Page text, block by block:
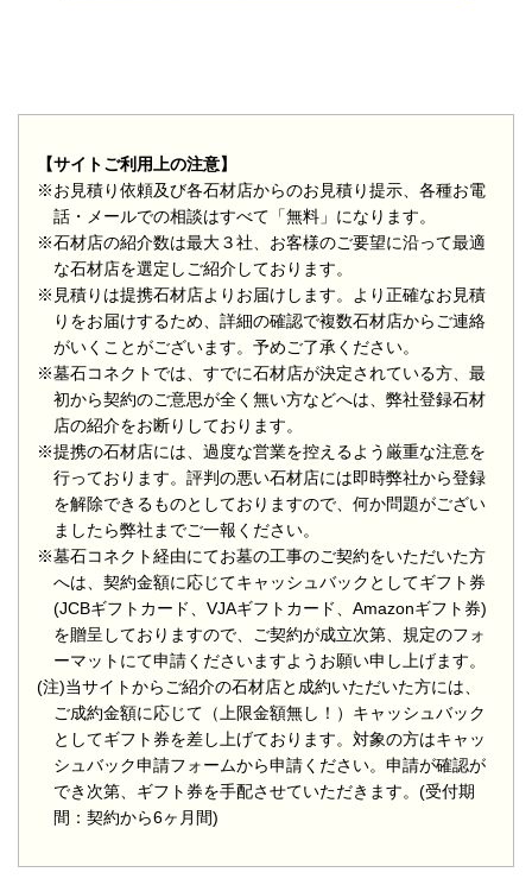
【サイトご利用上の注意】
※お見積り依頼及び各石材店からのお見積り提示、各種お電
話・メールでの相談はすべて「無料」になります。
※石材店の紹介数は最大３社、お客様のご要望に沿って最適
な石材店を選定しご紹介しております。
※見積りは提携石材店よりお届けします。より正確なお見積
りをお届けするため、詳細の確認で複数石材店からご連絡
がいくことがございます。予めご了承ください。
※墓石コネクトでは、すでに石材店が決定されている方、最
初から契約のご意思が全く無い方などへは、弊社登録石材
店の紹介をお断りしております。
※提携の石材店には、過度な営業を控えるよう厳重な注意を
行っております。評判の悪い石材店には即時弊社から登録
を解除できるものとしておりますので、何か問題がござい
ましたら弊社までご一報ください。
※墓石コネクト経由にてお墓の工事のご契約をいただいた方
へは、契約金額に応じてキャッシュバックとしてギフト券
(JCBギフトカード、VJAギフトカード、Amazonギフト券)
を贈呈しておりますので、ご契約が成立次第、規定のフォ
ーマットにて申請くださいますようお願い申し上げます。
(注)当サイトからご紹介の石材店と成約いただいた方には、
ご成約金額に応じて（上限金額無し！）キャッシュバック
としてギフト券を差し上げております。対象の方はキャッ
シュバック申請フォームから申請ください。申請が確認が
でき次第、ギフト券を手配させていただきます。(受付期
間：契約から6ヶ月間)